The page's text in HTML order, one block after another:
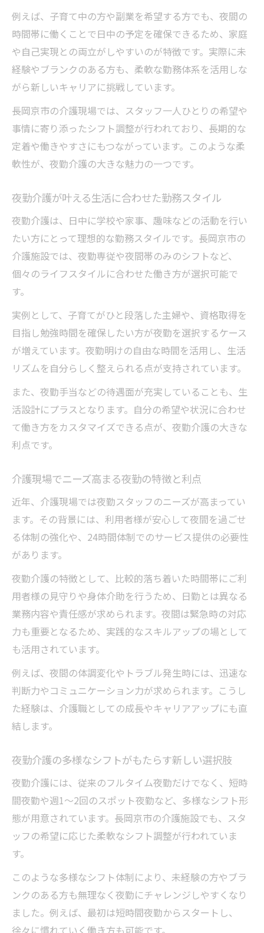
未経験でも安心して始められる夜勤介護の制度
未経験から始める介護夜勤の安心サポート
体制
介護現場で未経験者を支える夜勤の制度と
初心者でも安心して介護夜勤に挑戦できる
理由
未経験歓迎の介護夜勤で気になるサポート
介護未経験でも安心できる夜勤の研修や支
援
柔軟なシフトを活かし生活と両立する介護の道
介護夜勤の柔軟なシフトで生活と両立を実
現
徴
夜勤介護で私生活と仕事を両立するポイン
ト
生活リズムに合わせた介護夜勤の勤務スタ
イル
介護夜勤のシフト制がもたらす働きやすさ
介護現場の夜勤で目指すキャリアアップ戦略
介護現場で夜勤がキャリア形成に与える影
響
夜勤勤務を通じて介護職で成長する方法
介護夜勤で実現する資格取得とスキルアッ
プ
キャリアアップに役立つ夜勤介護の働き方
長岡京市で実現する夜勤介護の働きやすさとは
長岡京市で感じる介護夜勤の働きやすい環
境
夜勤介護が長く続けやすい理由を長岡京市
で紹介
長岡京市の介護現場で実現する夜勤の魅力
働きやすい介護夜勤の環境を長岡京市で探
長岡京市の介護夜勤で叶う働き方の多様性
例えば、子育て中の方や副業を希望する方でも、夜間の
時間帯に働くことで日中の予定を確保できるため、家庭
や自己実現との両立がしやすいのが特徴です。実際に未
経験やブランクのある方も、柔軟な勤務体系を活用しな
がら新しいキャリアに挑戦しています。
長岡京市の介護現場では、スタッフ一人ひとりの希望や
事情に寄り添ったシフト調整が行われており、長期的な
定着や働きやすさにもつながっています。このような柔
軟性が、夜勤介護の大きな魅力の一つです。
夜勤介護が叶える生活に合わせた勤務スタイル
夜勤介護は、日中に学校や家事、趣味などの活動を行い
たい方にとって理想的な勤務スタイルです。長岡京市の
介護施設では、夜勤専従や夜間帯のみのシフトなど、
個々のライフスタイルに合わせた働き方が選択可能で
す。
実例として、子育てがひと段落した主婦や、資格取得を
目指し勉強時間を確保したい方が夜勤を選択するケース
が増えています。夜勤明けの自由な時間を活用し、生活
リズムを自分らしく整えられる点が支持されています。
また、夜勤手当などの待遇面が充実していることも、生
活設計にプラスとなります。自分の希望や状況に合わせ
て働き方をカスタマイズできる点が、夜勤介護の大きな
利点です。
介護現場でニーズ高まる夜勤の特徴と利点
近年、介護現場では夜勤スタッフのニーズが高まってい
ます。その背景には、利用者様が安心して夜間を過ごせ
る体制の強化や、24時間体制でのサービス提供の必要性
があります。
夜勤介護の特徴として、比較的落ち着いた時間帯にご利
用者様の見守りや身体介助を行うため、日勤とは異なる
業務内容や責任感が求められます。夜間は緊急時の対応
力も重要となるため、実践的なスキルアップの場として
も活用されています。
例えば、夜間の体調変化やトラブル発生時には、迅速な
判断力やコミュニケーション力が求められます。こうし
た経験は、介護職としての成長やキャリアアップにも直
結します。
夜勤介護の多様なシフトがもたらす新しい選択肢
夜勤介護には、従来のフルタイム夜勤だけでなく、短時
間夜勤や週1～2回のスポット夜勤など、多様なシフト形
態が用意されています。長岡京市の介護施設でも、スタ
ッフの希望に応じた柔軟なシフト調整が行われていま
す。
このような多様なシフト体制により、未経験の方やブラ
ンクのある方も無理なく夜勤にチャレンジしやすくなり
ました。例えば、最初は短時間夜勤からスタートし、
徐々に慣れていく働き方も可能です。